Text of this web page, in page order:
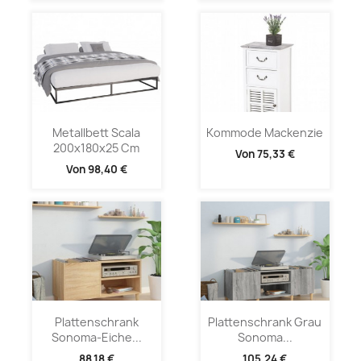
Metallbett Scala
200x180x25 Cm
Von98,40 €
Kommode Mackenzie
Von75,33 €
Plattenschrank
Sonoma-Eiche...
Plattenschrank Grau
Sonoma...